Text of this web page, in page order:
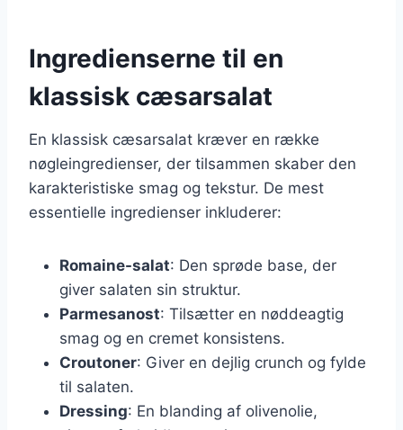
Ingredienserne til en
klassisk cæsarsalat
En klassisk cæsarsalat kræver en række
nøgleingredienser, der tilsammen skaber den
karakteristiske smag og tekstur. De mest
essentielle ingredienser inkluderer:
Romaine-salat: Den sprøde base, der
giver salaten sin struktur.
Parmesanost: Tilsætter en nøddeagtig
smag og en cremet konsistens.
Croutoner: Giver en dejlig crunch og fylde
til salaten.
Dressing: En blanding af olivenolie,